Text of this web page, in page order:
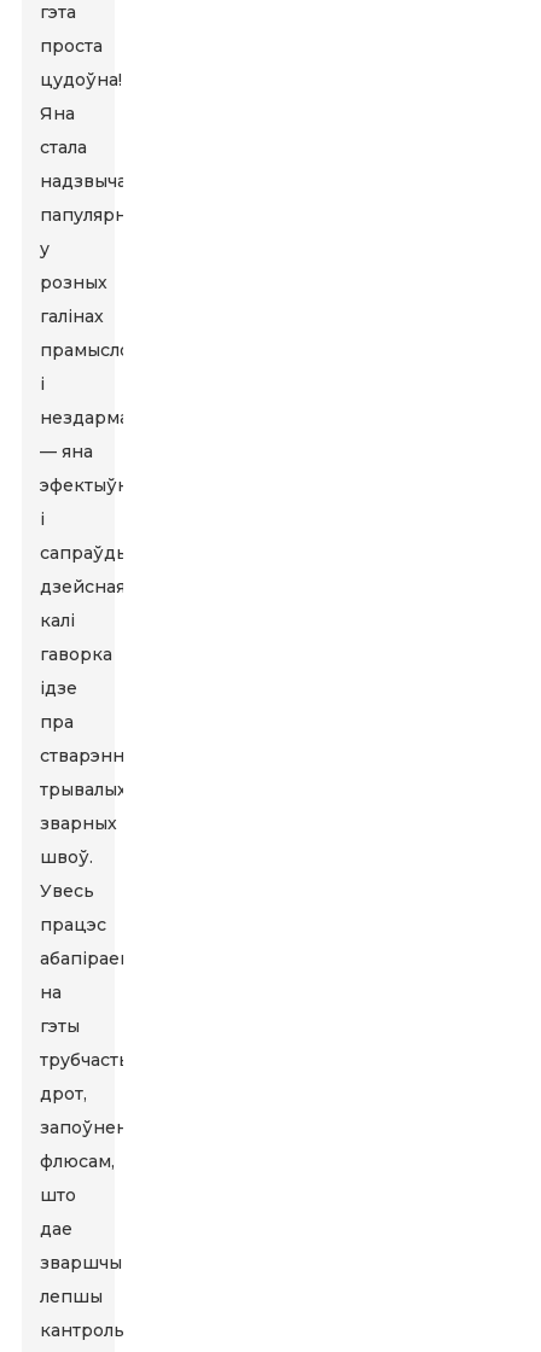
гэта
проста
цудоўна!
Яна
стала
надзвычай
папулярнай
у
розных
галінах
прамысловасці,
і
нездарма
— яна
эфектыўная
і
сапраўды
дзейсная,
калі
гаворка
ідзе
пра
стварэнне
трывалых
зварных
швоў.
Увесь
працэс
абапіраецца
на
гэты
трубчасты
дрот,
запоўнены
флюсам,
што
дае
зваршчыкам
лепшы
кантроль